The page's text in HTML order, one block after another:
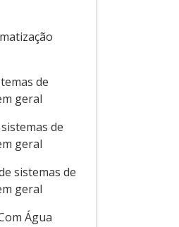
de
geral
de
geral
sistemas de
geral
Água